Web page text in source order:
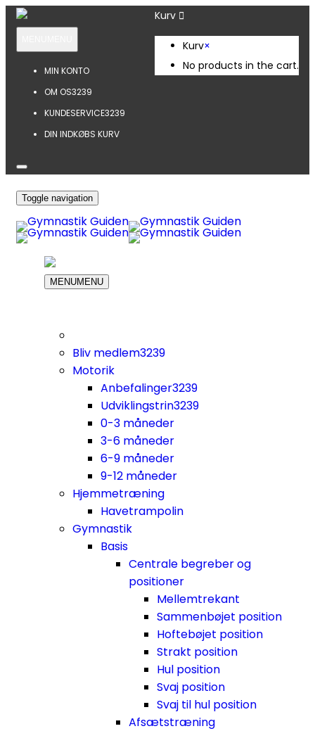
Kurv
Kurv×
No products in the cart.
MIN KONTO
OM OS3239
KUNDESERVICE3239
DIN INDKØBS KURV
Toggle navigation
MENUMENU
Bliv medlem3239
Motorik
Anbefalinger3239
Udviklingstrin3239
0-3 måneder
3-6 måneder
6-9 måneder
9-12 måneder
Hjemmetræning
Havetrampolin
Gymnastik
Basis
Centrale begreber og
positioner
Mellemtrekant
Sammenbøjet position
Hoftebøjet position
Strakt position
Hul position
Svaj position
Svaj til hul position
Afsætstræning